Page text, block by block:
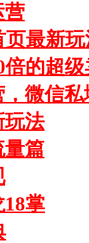
营
页最新
的超
微信私
玩法
量篇
掌